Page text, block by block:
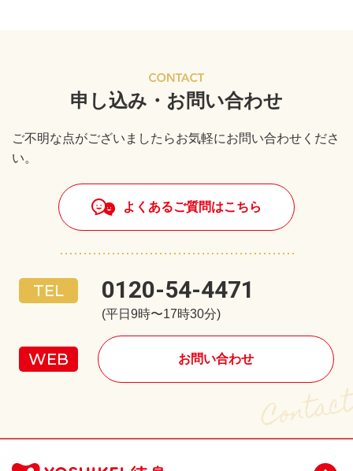
申し込み・お問い合わせ
ご不明な点がございましたらお気軽にお問い合わせくださ
い。
よくあるご質問はこちら
0120-54-4471
(平日9時〜17時30分)
お問い合わせ